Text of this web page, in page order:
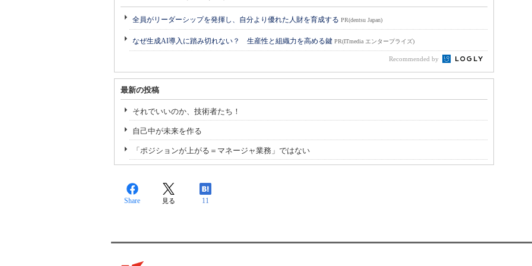
全員がリーダーシップを発揮し、自分より優れた人財を育成する PR(dentsu Japan)
なぜ生成AI導入に踏み切れない？ 生産性と組織力を高める鍵 PR(ITmedia エンタープライズ)
Recommended by
最新の投稿
それでいいのか、技術者たち！
自己中が未来を作る
「ポジションが上がる＝マネージャ業務」ではない
Share 見る 11